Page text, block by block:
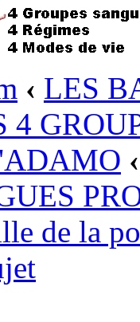
‹ LES
4
‹
de la